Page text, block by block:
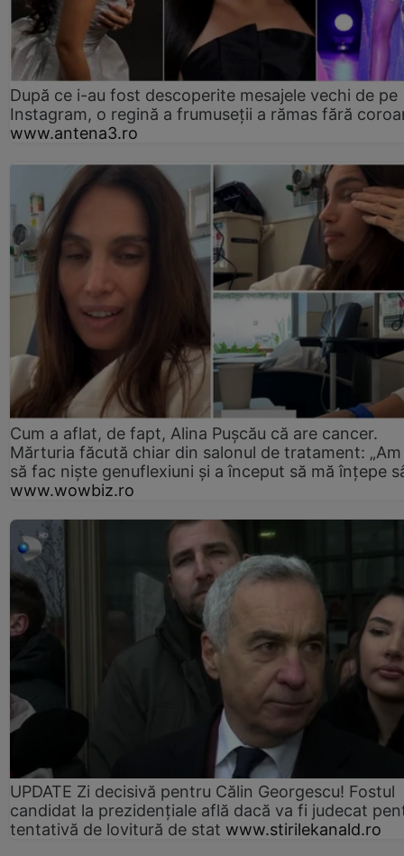
După ce i-au fost descoperite mesajele vechi de pe
Instagram, o regină a frumuseții a rămas fără
www.antena3.ro
Cum a aflat, de fapt, Alina Pușcău că are cancer.
Mărturia făcută chiar din salonul de tratament:
să fac niște genuflexiuni și a început să mă înțepe
www.wowbiz.ro
UPDATE Zi decisivă pentru Călin Georgescu! Fostul
candidat la prezidențiale află dacă va fi judecat
tentativă de lovitură de stat www.stirilekanald.ro